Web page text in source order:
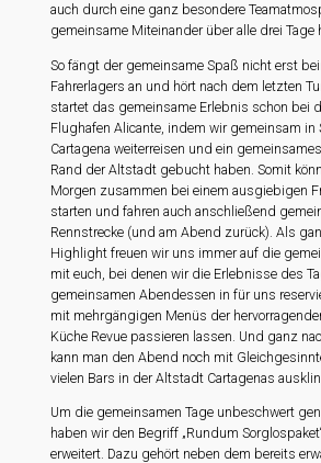
auch durch eine ganz besondere
gemeinsame Miteinander über alle drei Tage
So fängt der gemeinsame Spaß nicht erst
Fahrerlagers an und hört nach dem letzten
startet das gemeinsame Erlebnis schon bei
Flughafen Alicante, indem wir gemeinsam in
Cartagena weiterreisen und ein
Rand der Altstadt gebucht haben. Somit
Morgen zusammen bei einem ausgiebigen
starten und fahren auch anschließend
Rennstrecke (und am Abend zurück). Als
Highlight freuen wir uns immer auf die
mit euch, bei denen wir die Erlebnisse des
gemeinsamen Abendessen in für uns
mit mehrgängigen Menüs der
Küche Revue passieren lassen. Und ganz
kann man den Abend noch mit
vielen Bars in der Altstadt Cartagenas
Um die gemeinsamen Tage unbeschwert
haben wir den Begriff „Rundum
erweitert. Dazu gehört neben dem bereits